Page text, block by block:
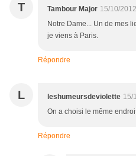
T Tambour Major 15/10/
Notre Dame... Un de mes
je viens à Paris.
Répondre
L leshumeursdeviolette 15/
On a choisi le même
Répondre